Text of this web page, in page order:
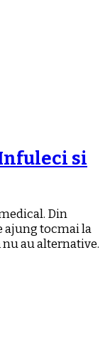
si
Din
ajung tocmai la
au alternative.